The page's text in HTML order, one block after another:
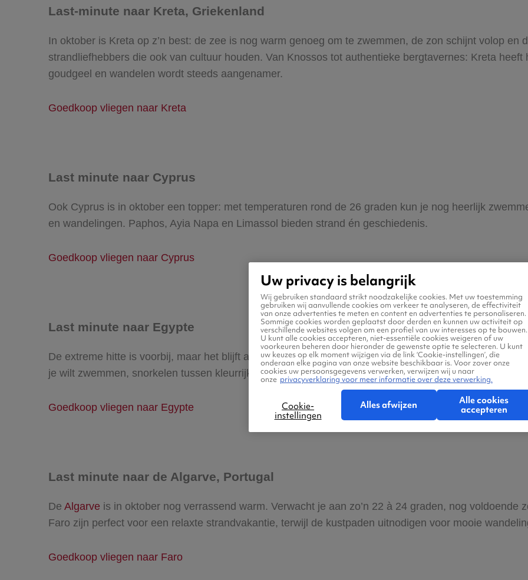
Last-minute naar Kreta, Griekenland
In oktober is Kreta op z’n best: de zee is nog warm genoeg om te zwemmen, de zon schijnt volop en
strandliefhebbers die ook van cultuur houden. Van Knossos tot authentieke bergtavernes: Kreta
goudgeel en wandelen wordt steeds aangenamer.
Goedkoop vliegen naar Kreta
Last minute naar Cyprus
Ook Cyprus is in oktober een topper: met temperaturen rond de 26 graden kun je nog heerlijk
en wandelingen. Paphos, Ayia Napa en Limassol bieden strand én geschiedenis.
Goedkoop vliegen naar Cyprus
Last minute naar Egypte
De extreme hitte is voorbij, maar het blijft aangenaam warm met temperaturen rond de 28 tot 30
je wilt zwemmen, snorkelen tussen kleurrijke koraalriffen of duiken bij Sharm el-Sheikh en Hurghada.
Goedkoop vliegen naar Egypte
Last minute naar de Algarve, Portugal
De Algarve is in oktober nog verrassend warm. Verwacht je aan zo’n 22 à 24 graden, nog voldoende
Faro zijn perfect voor een relaxte strandvakantie, terwijl de kustpaden uitnodigen voor mooie
Goedkoop vliegen naar Faro
Uw privacy is belangrijk
Wij gebruiken standaard strikt noodzakelijke cookies. Met uw toestemming
gebruiken wij aanvullende cookies om verkeer te analyseren, de effectiviteit
van onze advertenties te meten en content en advertenties te personaliseren.
Sommige cookies worden geplaatst door derden en kunnen uw activiteit op
verschillende websites volgen om een profiel van uw interesses op te bouwen.
U kunt alle cookies accepteren, niet-essentiële cookies weigeren of uw
voorkeuren beheren door hieronder de gewenste optie te selecteren. U kunt
uw keuzes op elk moment wijzigen via de link ‘Cookie-instellingen’, die
onderaan elke pagina van onze website beschikbaar is. Voor zover onze
cookies uw persoonsgegevens verwerken, verwijzen wij u naar
onze privacyverklaring voor meer informatie over deze verwerking.
Cookie-
instellingen
Alles afwijzen
Alle cookies
accepteren